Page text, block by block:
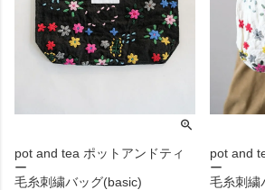
pot and tea ポットアンドティ
ー
毛糸刺繍バッグ(basic)
pot and
ー
毛糸刺繍